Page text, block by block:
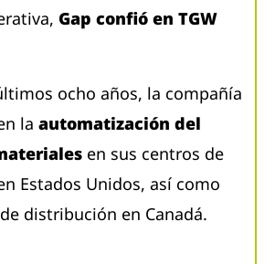
Gap confió en TGW
ocho años, la compañía
la automatización del
en sus centros de
Estados Unidos, así como
distribución en Canadá.